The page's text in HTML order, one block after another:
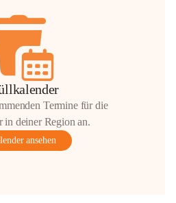
Termine für die
deiner Region an.
ansehen